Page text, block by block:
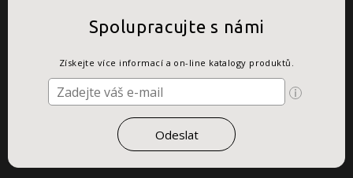
Spolupracujte s námi
Získejte více informací a on-line katalogy produktů.